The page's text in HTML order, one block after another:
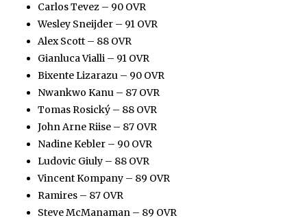
Carlos Tevez – 90 OVR
Wesley Sneijder – 91 OVR
Alex Scott – 88 OVR
Gianluca Vialli – 91 OVR
Bixente Lizarazu – 90 OVR
Nwankwo Kanu – 87 OVR
Tomas Rosický – 88 OVR
John Arne Riise – 87 OVR
Nadine Kebler – 90 OVR
Ludovic Giuly – 88 OVR
Vincent Kompany – 89 OVR
Ramires – 87 OVR
Steve McManaman – 89 OVR